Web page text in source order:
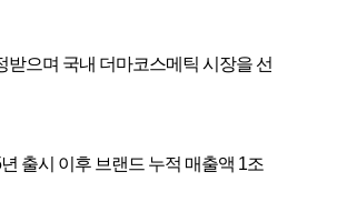
으며 국내 더마코스메틱 시장을 선
출시 이후 브랜드 누적 매출액 1조